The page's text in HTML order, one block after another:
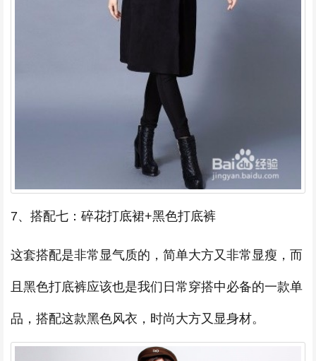
7、搭配七：碎花打底裙+黑色打底裤
这套搭配是非常显气质的，简单大方又非常显瘦，而
且黑色打底裤应该也是我们日常穿搭中必备的一款单
品，搭配这款黑色风衣，时尚大方又显身材。